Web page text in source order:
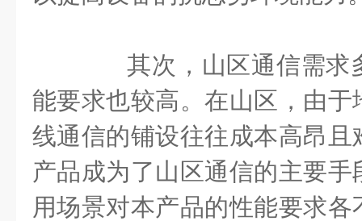
其次，山区通信需求
能要求也较高。在山区，由
线通信的铺设往往成本高昂
产品成为了山区通信的主要
用场景对本产品的性能要求